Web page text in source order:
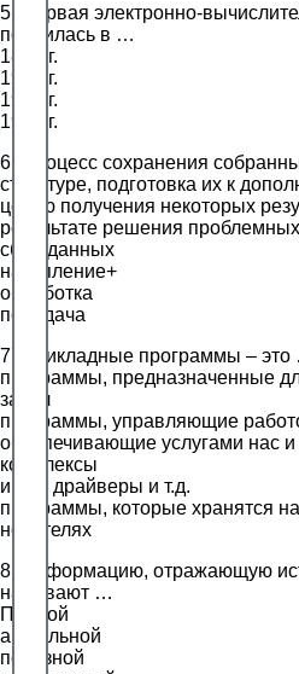
5. Первая электронно-
появилась в …
1823 г.
1946 г.
1951 г.
1949 г.
6. Процесс сохранения
структуре, подготовка их к
целью получения некоторых
результате решения
сбор данных
накопление+
обработка
передача
7. Прикладные программы – это
программы, предназначенные
задач
программы, управляющие
обеспечивающие услугами нас
комплексы
игры, драйверы и т.д.
программы, которые хранятся
носителях
8. Информацию, отражающую
называют …
Полной
актуальной
полезной